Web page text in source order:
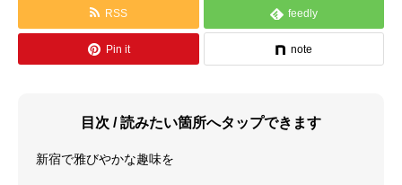
SCHOOL 教室紹介
最新情報（お知らせ）
RSS feedly
Pin it note
目次 / 読みたい箇所へタップできます
新宿で雅びやかな趣味を